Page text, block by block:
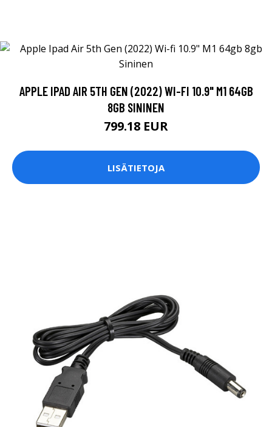
APPLE IPAD AIR 5TH GEN (2022) WI-FI 10.9" M1 64GB
8GB SININEN
799.18 EUR
LISÄTIETOJA